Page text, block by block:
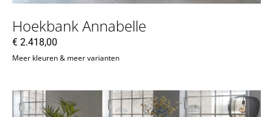
Hoekbank Annabelle
€ 2.418,00
Meer kleuren & meer varianten